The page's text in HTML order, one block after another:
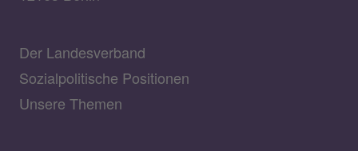
Der Landesverband
Sozialpolitische Positionen
Unsere Themen